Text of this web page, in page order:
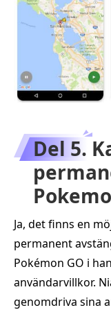
Del 5.
Ja, det finns en
permanent
Pokémon GO i
användarvillkor.
genomdriva sina